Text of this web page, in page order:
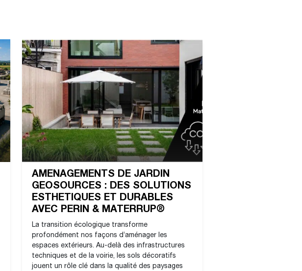
AMENAGEMENTS DE JARDIN
GEOSOURCES : DES SOLUTIONS
ESTHETIQUES ET DURABLES
AVEC PERIN & MATERRUP®
La transition écologique transforme
profondément nos façons d’aménager les
espaces extérieurs. Au-delà des infrastructures
techniques et de la voirie, les sols décoratifs
jouent un rôle clé dans la qualité des paysages